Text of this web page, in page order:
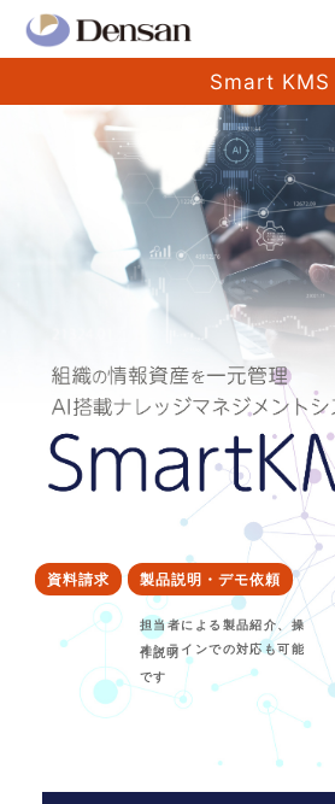
Smart KMS
資料請求 製品説明・デモ依頼